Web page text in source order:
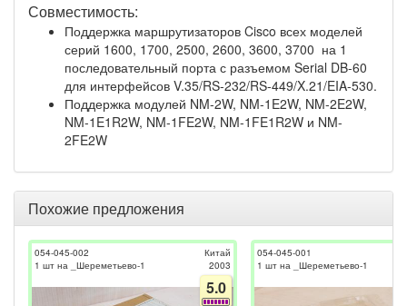
Совместимость:
Поддержка маршрутизаторов Cisco всех моделей
серий 1600, 1700, 2500, 2600, 3600, 3700 на 1
последовательный порта с разъемом Serial DB-60
для интерфейсов V.35/RS-232/RS-449/X.21/EIA-530.
Поддержка модулей NM-2W, NM-1E2W, NM-2E2W,
NM-1E1R2W, NM-1FE2W, NM-1FE1R2W и NM-
2FE2W
Похожие предложения
054-045-002
1 шт на _Шереметьево-1
Китай
2003
5.0
054-045-001
1 шт на _Шереметьево-1